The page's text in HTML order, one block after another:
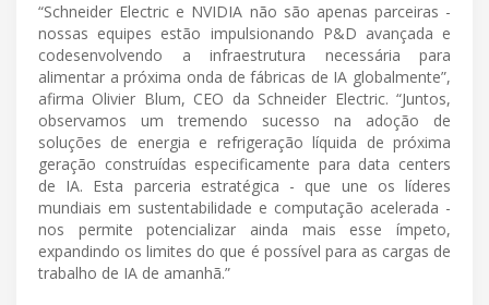
“Schneider Electric e NVIDIA não são apenas parceiras -
nossas equipes estão impulsionando P&D avançada e
codesenvolvendo a infraestrutura necessária para
alimentar a próxima onda de fábricas de IA globalmente”,
afirma Olivier Blum, CEO da Schneider Electric. “Juntos,
observamos um tremendo sucesso na adoção de
soluções de energia e refrigeração líquida de próxima
geração construídas especificamente para data centers
de IA. Esta parceria estratégica - que une os líderes
mundiais em sustentabilidade e computação acelerada -
nos permite potencializar ainda mais esse ímpeto,
expandindo os limites do que é possível para as cargas de
trabalho de IA de amanhã.”